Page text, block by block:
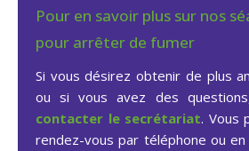
Pour en savoir plus sur nos
pour arrêter de fumer
Si vous désirez obtenir de plus
ou si vous avez des
contacter le secrétariat. Vous
rendez-vous par téléphone ou en